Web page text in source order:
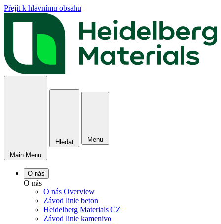
Přejít k hlavnímu obsahu
Main Menu
Hledat Menu
O nás
O nás
O nás Overview
Závod linie beton
Heidelberg Materials CZ
Závod linie kamenivo